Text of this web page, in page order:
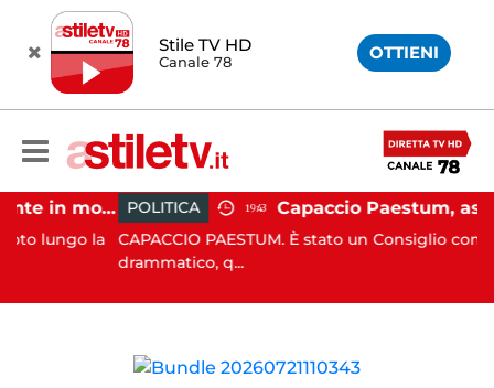
Stile TV HD
Canale 78 OTTIENI
Castellabate, incidente in moto: 27enne in ospedale
la
POLITICA 19:43
CAPACCIO PAESTUM. È stato un Consiglio comunale
drammatico, q...